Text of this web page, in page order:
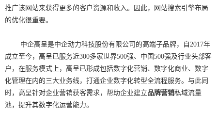
推广该网站来获得更多的客户资源和收入。因此，网站搜索引擎布局
的优化很重要。
中企高呈是中企动力科技股份有限公司的高端子品牌，自2017年
成立至今，高呈已服务近300多家世界500强、中国500强及行业头部客
户，在服务模式上，高呈已形成包括数字化营销、数字化商业、数字
化管理在内的三大业务线，打通企业数字化转型全流程服务。与此同
时，高呈针对企业营销获客需求，帮助企业建立品牌营销私域流量
池，提升其数字化运营能力。